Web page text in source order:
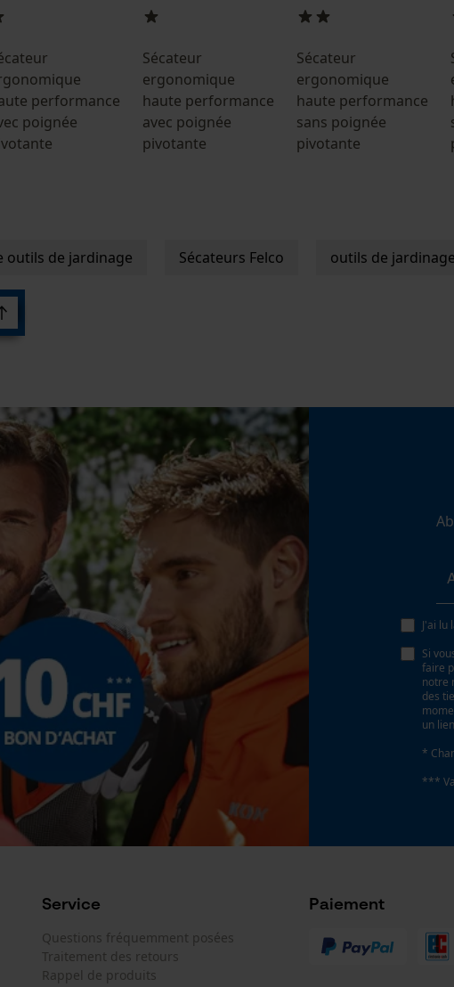
performance
poignée
Sécateur
ergonomique
haute performance
avec poignée
pivotante
Sécateur
ergonomique
haute performance
sans poignée
pivotante
outils de jardinage Sécateurs Felco outils de
J'ai lu
Si
faire
notre
des
un
*
***
Service
Questions fréquemment posées
Traitement des retours
Rappel de produits
Paiement
Cookies nécessaires
Vérifier linstallation de cookies
Econda Analytics
Mouseflow Web Analytics Tool
Fact-Finder Tracking
Cookies de performance et de
fonctionnalité
Panier sauvegardé
Géo-IP et détection des utilisateurs
Google Maps
Prise de contact par chat